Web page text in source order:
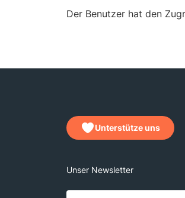
Der Benutzer hat den
Unterstütze uns